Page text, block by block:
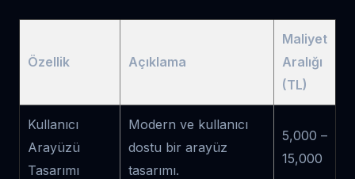
Özellik Açıklama
Maliyet
Aralığı
(TL)
Kullanıcı
Arayüzü
Tasarımı
Modern ve kullanıcı
dostu bir arayüz
tasarımı.
5,000 –
15,000